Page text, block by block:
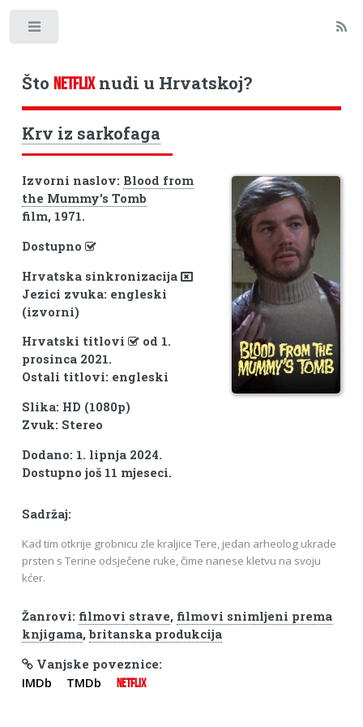
Što NETFLIXnudi u Hrvatskoj?
Krv iz sarkofaga
Izvorni naslov: Blood from
the Mummy's Tomb
film, 1971.
Dostupno
Hrvatska sinkronizacija
Jezici zvuka: engleski
(izvorni)
Hrvatski titlovi
od 1.
prosinca 2021.
Ostali titlovi: engleski
Slika: HD (1080p)
Zvuk: Stereo
Dodano: 1. lipnja 2024.
Dostupno još 11 mjeseci.
Sadržaj:
Kad tim otkrije grobnicu zle kraljice Tere, jedan arheolog ukrade
prsten s Terine odsječene ruke, čime nanese kletvu na svoju
kćer.
Žanrovi: filmovi strave, filmovi snimljeni prema
knjigama, britanska produkcija
Vanjske poveznice:
IMDb TMDb NETFLIX